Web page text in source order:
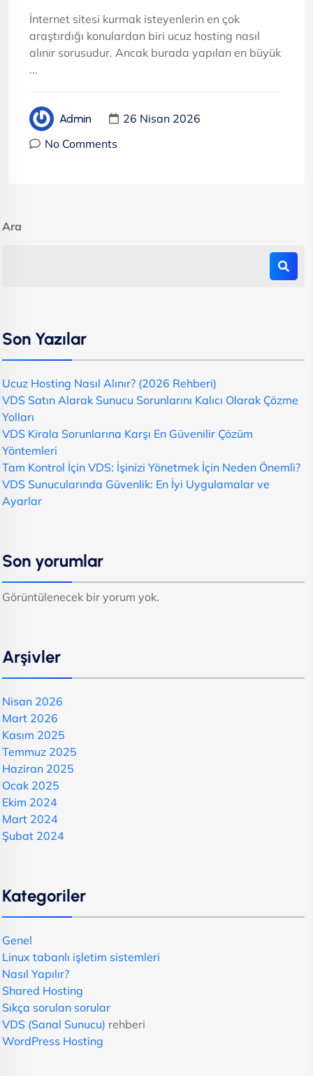
İnternet sitesi kurmak isteyenlerin en çok
araştırdığı konulardan biri ucuz hosting nasıl
alınır sorusudur. Ancak burada yapılan en büyük
...
Admin
26 Nisan 2026
No Comments
Ara
Son Yazılar
Ucuz Hosting Nasıl Alınır? (2026 Rehberi)
VDS Satın Alarak Sunucu Sorunlarını Kalıcı Olarak Çözme
Yolları
VDS Kirala Sorunlarına Karşı En Güvenilir Çözüm
Yöntemleri
Tam Kontrol İçin VDS: İşinizi Yönetmek İçin Neden Önemli?
VDS Sunucularında Güvenlik: En İyi Uygulamalar ve
Ayarlar
Son yorumlar
Görüntülenecek bir yorum yok.
Arşivler
Nisan 2026
Mart 2026
Kasım 2025
Temmuz 2025
Haziran 2025
Ocak 2025
Ekim 2024
Mart 2024
Şubat 2024
Kategoriler
Genel
Linux tabanlı işletim sistemleri
Nasıl Yapılır?
Shared Hosting
Sıkça sorulan sorular
VDS (Sanal Sunucu) rehberi
WordPress Hosting